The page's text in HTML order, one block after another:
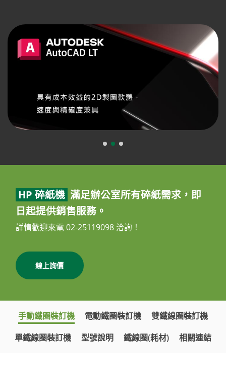
HP 碎紙機 滿足辦公室所有碎紙需求，即
日起提供銷售服務。
詳情歡迎來電 02-25119098 洽詢！
線上詢價
手動鐵圈裝訂機 電動鐵圈裝訂機
雙鐵線圈裝訂機
單鐵線圈裝訂機
型號說明 鐵線圈(耗材) 相關連結